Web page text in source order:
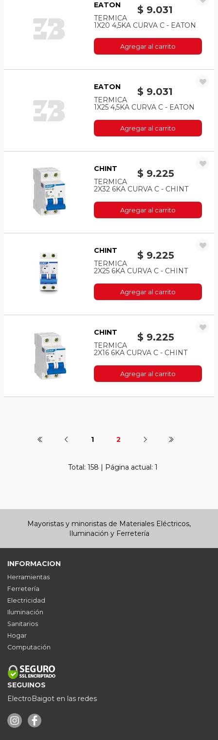
$ 9.031
EATON
TERMICA
1X20 4,5KA CURVA C - EATON
Agregar al carrito
$ 9.031
EATON
TERMICA
1X25 4,5KA CURVA C - EATON
Agregar al carrito
$ 9.225
CHINT
TERMICA
2X32 6KA CURVA C - CHINT
Agregar al carrito
$ 9.225
CHINT
TERMICA
2X25 6KA CURVA C - CHINT
Agregar al carrito
$ 9.225
CHINT
TERMICA
2X16 6KA CURVA C - CHINT
Agregar al carrito
1 2
Total: 158 | Página actual: 1
Mayoristas y minoristas de Materiales Eléctricos,
Iluminación y Ferretería
INFORMACION
Herramientas
Ferretería
Electricidad
Iluminación
Sanitarios
Hogar
Computación
SEGUINOS
ElectroBaigot en las redes